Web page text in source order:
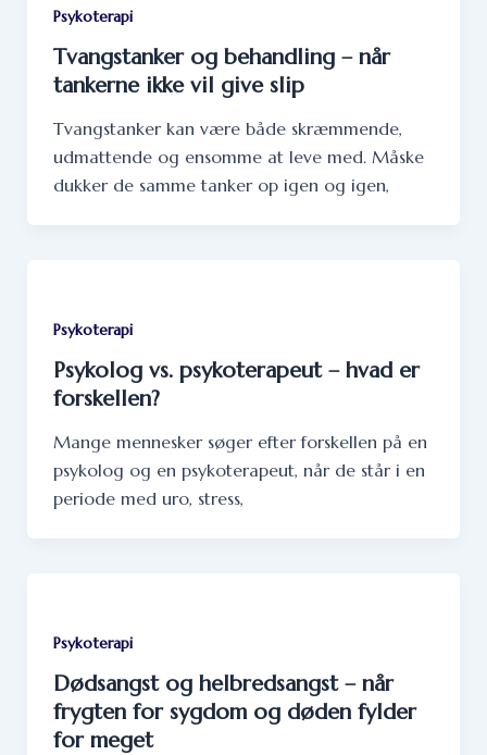
Psykoterapi
Tvangstanker og behandling – når
tankerne ikke vil give slip
Tvangstanker kan være både skræmmende,
udmattende og ensomme at leve med. Måske
dukker de samme tanker op igen og igen,
Psykoterapi
Psykolog vs. psykoterapeut – hvad er
forskellen?
Mange mennesker søger efter forskellen på en
psykolog og en psykoterapeut, når de står i en
periode med uro, stress,
Psykoterapi
Dødsangst og helbredsangst – når
frygten for sygdom og døden fylder
for meget